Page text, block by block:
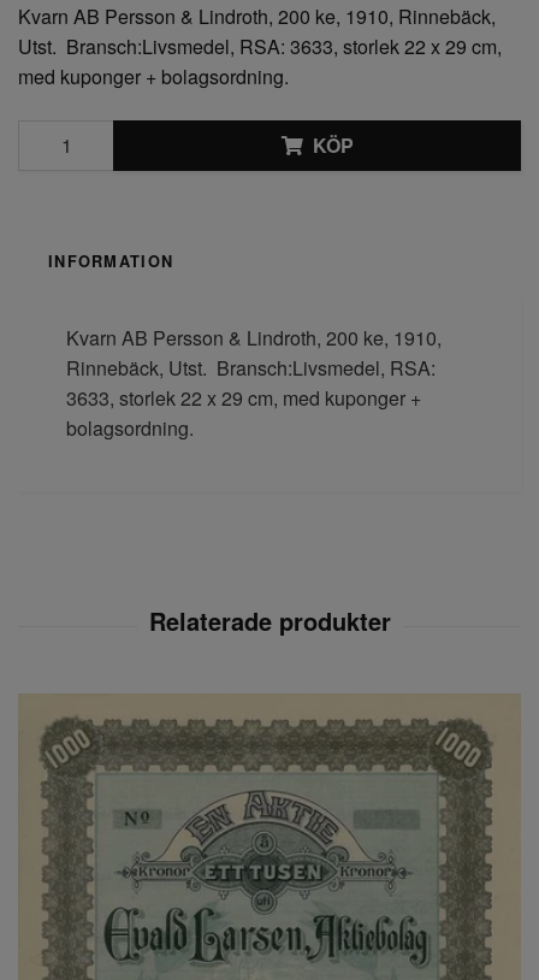
Kvarn AB Persson & Lindroth, 200 ke, 1910, Rinnebäck,
Utst. Bransch:Livsmedel, RSA: 3633, storlek 22 x 29 cm,
med kuponger + bolagsordning.
KÖP
INFORMATION
Kvarn AB Persson & Lindroth, 200 ke, 1910,
Rinnebäck, Utst. Bransch:Livsmedel, RSA:
3633, storlek 22 x 29 cm, med kuponger +
bolagsordning.